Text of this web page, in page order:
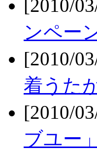
[2010/
ンペー
[2010/
着うた
[2010/
ブユー